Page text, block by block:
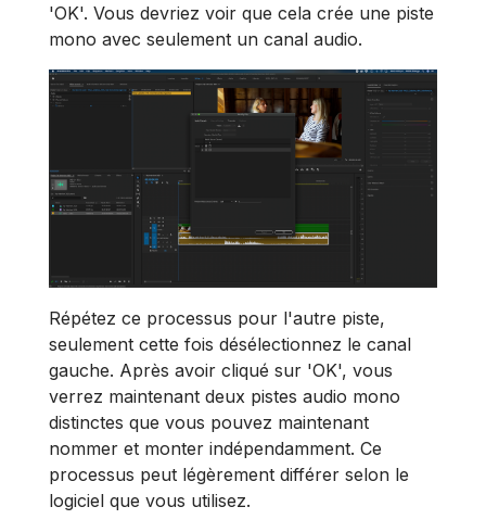
'OK'. Vous devriez voir que cela crée une piste
mono avec seulement un canal audio.
Répétez ce processus pour l'autre piste,
seulement cette fois désélectionnez le canal
gauche. Après avoir cliqué sur 'OK', vous
verrez maintenant deux pistes audio mono
distinctes que vous pouvez maintenant
nommer et monter indépendamment. Ce
processus peut légèrement différer selon le
logiciel que vous utilisez.